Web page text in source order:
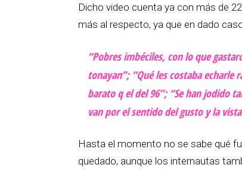
Dicho video cuenta ya con más de
más al respecto, ya que en dado
“Pobres imbéciles, con lo que
tonayan”; “Qué les costaba echarle
barato q el del 96”; “Se han jodido
van por el sentido del gusto y la
Hasta el momento no se sabe qué
quedado, aunque los internautas